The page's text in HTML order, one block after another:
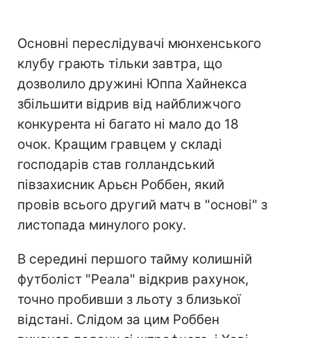
Основні переслідувачі мюнхенського
клубу грають тільки завтра, що
дозволило дружині Юппа Хайнекса
збільшити відрив від найближчого
конкурента ні багато ні мало до 18
очок. Кращим гравцем у складі
господарів став голландський
півзахисник Арьєн Роббен, який
провів всього другий матч в "основі" з
листопада минулого року.
В середині першого тайму колишній
футболіст "Реала" відкрив рахунок,
точно пробивши з льоту з близької
відстані. Слідом за цим Роббен